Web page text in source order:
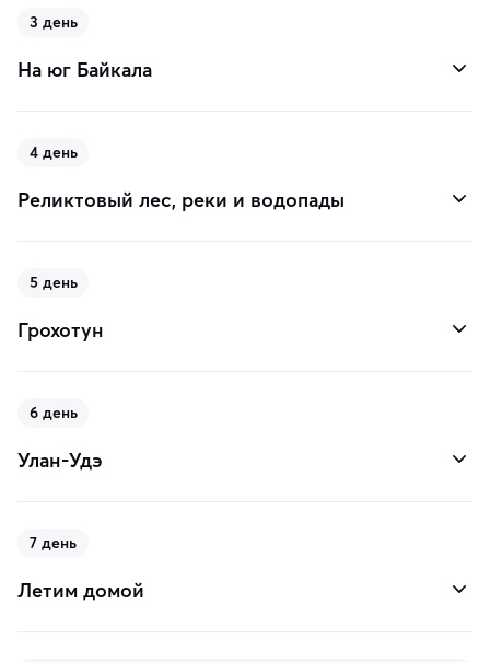
3 день
На юг Байкала
4 день
Реликтовый лес, реки и водопады
5 день
Грохотун
6 день
Улан-Удэ
7 день
Летим домой